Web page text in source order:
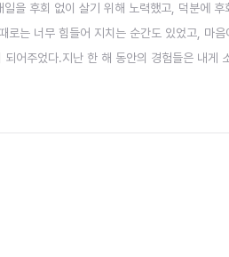
을 후회 없이 살기 위해 노력했고, 덕분에 후
는 너무 힘들어 지치는 순간도 있었고, 마음
어주었다.지난 한 해 동안의 경험들은 내게